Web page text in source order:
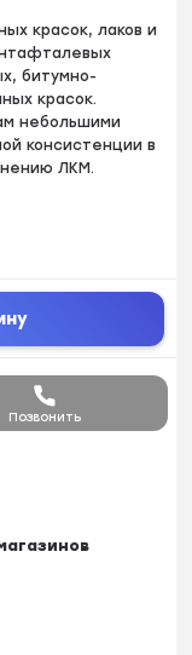
красок, лаков и
битумно-
красок.
небольшими
консистенции в
ЛКМ.
Позвонить